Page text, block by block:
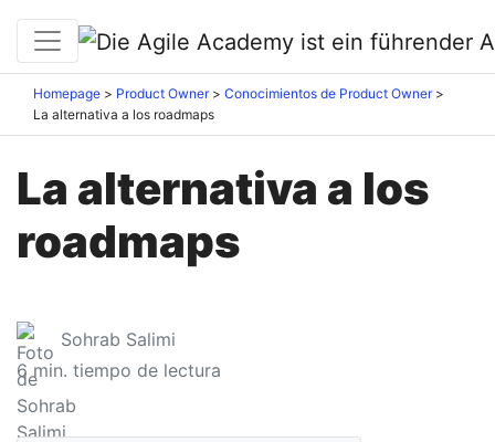
Homepage Product Owner
Conocimientos de Product Owner
La alternativa a los roadmaps
La alternativa a los
roadmaps
Sohrab Salimi
6min. tiempo de lectura